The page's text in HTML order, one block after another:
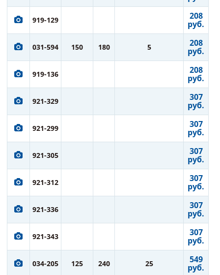
919-129 208
руб.
031-594 150 180 5 208
руб.
919-136 208
руб.
921-329 307
руб.
921-299 307
руб.
921-305 307
руб.
921-312 307
руб.
921-336 307
руб.
921-343 307
руб.
034-205 125 240 25 549
руб.